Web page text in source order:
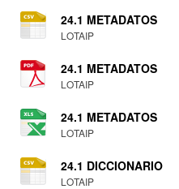
24.1 METADATOS
LOTAIP
24.1 METADATOS
LOTAIP
24.1 METADATOS
LOTAIP
24.1 DICCIONARIO
LOTAIP